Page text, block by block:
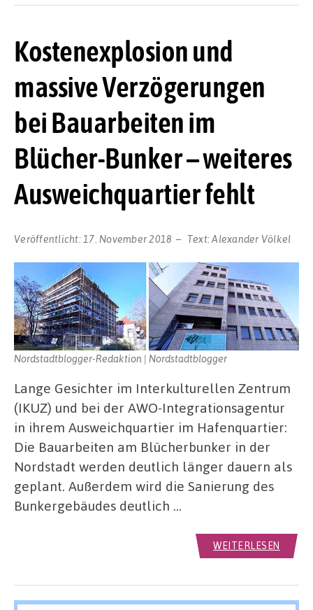
Kostenexplosion und
massive Verzögerungen
bei Bauarbeiten im
Blücher-Bunker – weiteres
Ausweichquartier fehlt
Veröffentlicht: 17. November 2018 Text:Alexander Völkel
Nordstadtblogger-Redaktion | Nordstadtblogger
Lange Gesichter im Interkulturellen Zentrum
(IKUZ) und bei der AWO-Integrationsagentur
in ihrem Ausweichquartier im Hafenquartier:
Die Bauarbeiten am Blücherbunker in der
Nordstadt werden deutlich länger dauern als
geplant. Außerdem wird die Sanierung des
Bunkergebäudes deutlich …
WEITERLESEN